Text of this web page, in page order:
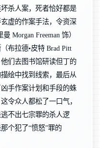
杀人案，死者恰好都是
虚的作案手法，令资深
Morgan Freeman 饰）
布拉德•皮特 Brad Pitt
们去图书馆研读但丁的
绘中找到线索，最后从
手作案计划和手段的蛛
令众人都松了一口气，
不出七宗罪的杀人逻
个犯了“愤怒”罪的